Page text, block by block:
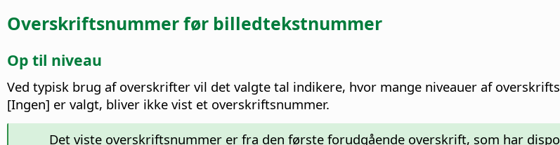
Overskriftsnummer før billedtekstnummer
Op til niveau
Ved typisk brug af overskrifter vil det valgte tal indikere, hvor mange niveauer af
[Ingen] er valgt, bliver ikke vist et overskriftsnummer.
Det viste overskriftsnummer er fra den første forudgående overskrift, som har